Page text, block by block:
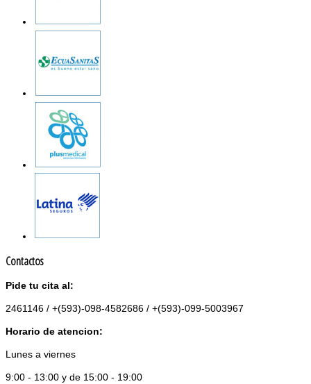
Contactos
Pide tu cita al:
2461146 / +(593)-098-4582686 / +(593)-099-5003967
Horario de atencion:
Lunes a viernes
9:00 - 13:00 y de 15:00 - 19:00